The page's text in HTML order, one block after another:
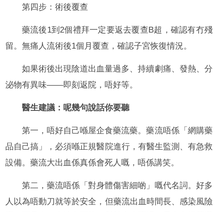
第四步：術後覆查
藥流後1到2個禮拜一定要返去覆查B超，確認有冇殘
留。無痛人流術後1個月覆查，確認子宮恢復情況。
如果術後出現陰道出血量過多、持續劇痛、發熱、分
泌物有異味——即刻返院，唔好等。
醫生建議：呢幾句說話你要聽
第一，唔好自己喺屋企食藥流藥。藥流唔係「網購藥
品自己搞」，必須喺正規醫院進行，有醫生監測、有急救
設備。藥流大出血係真係會死人嘅，唔係講笑。
第二，藥流唔係「對身體傷害細啲」嘅代名詞。好多
人以為唔動刀就等於安全，但藥流出血時間長、感染風險